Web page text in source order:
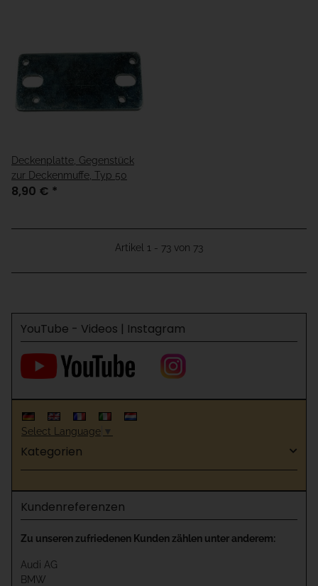
Deckenplatte, Gegenstück
zur Deckenmuffe, Typ 50
8,90 € *
Artikel 1 - 73 von 73
YouTube - Videos | Instagram
Select Language ▼
Kategorien
Kundenreferenzen
Zu unseren zufriedenen Kunden zählen unter anderem:
Audi AG
BMW